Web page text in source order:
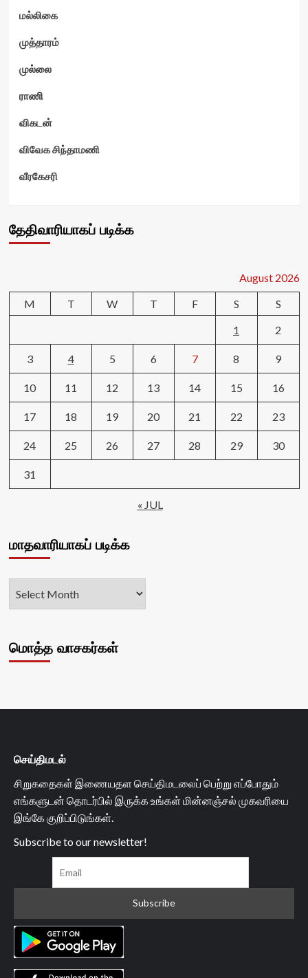
மல்லிகை
முத்தாரம்
முல்லை
ராணி
விகடன்
விவேக சிந்தாமணி
வீரகேசரி
தேதிவாரியாகப் படிக்க
August 2026
M
T W T F S
S
1
2
3 4 5 6 7 8 9
10 11 12 13 14 15 16
17 18 19 20 21 22 23
24 25 26 27 28 29 30
31
« JUL
மாதவாரியாகப் படிக்க
மொத்த வாசகர்கள்
செய்திமடல்
சிறுகதைகள் இணையதள செய்திமடலைப் பெற்று எப்போதும்
எங்களுடன் தொடர்பில் இருக்க உங்கள் மின்னஞ்சல் முகவரியை
இங்கே குறிப்பிடுங்கள்.
Subscribe to our newsletter!